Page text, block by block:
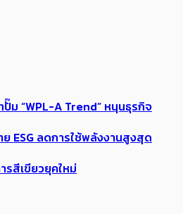
ม “WPL-A Trend” หนุนธุรกิจ
ย ESG ลดการใช้พลังงานสูงสุด
รสีเขียวยุคใหม่